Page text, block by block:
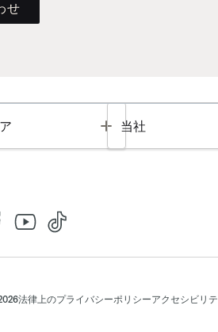
せ
Toggle
当社
法律上のプライバシーポリシーアクセシビリ